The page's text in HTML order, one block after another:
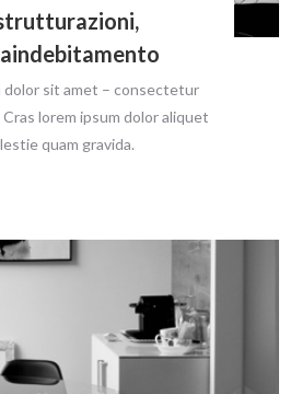
dolor sit amet – consectetur
lorem ipsum dolor aliquet
quam gravida.